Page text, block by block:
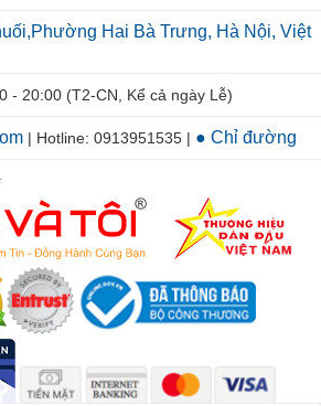
Hai Bà Trưng, Hà Nội, Việt
- 20:00 (T2-CN, Kể cả ngày Lễ)
| Hotline: 0913951535 | ● Chỉ đường